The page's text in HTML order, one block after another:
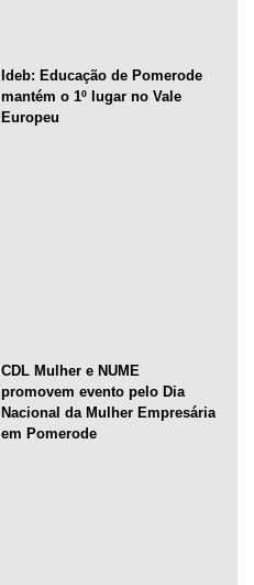
Ideb: Educação de Pomerode
mantém o 1º lugar no Vale
Europeu
CDL Mulher e NUME
promovem evento pelo Dia
Nacional da Mulher Empresária
em Pomerode